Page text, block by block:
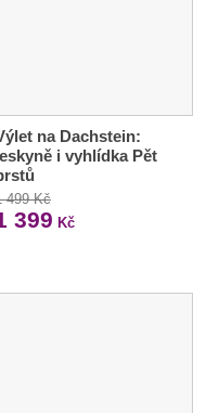
na Dachstein:
i vyhlídka Pět
499 Kč
399 Kč